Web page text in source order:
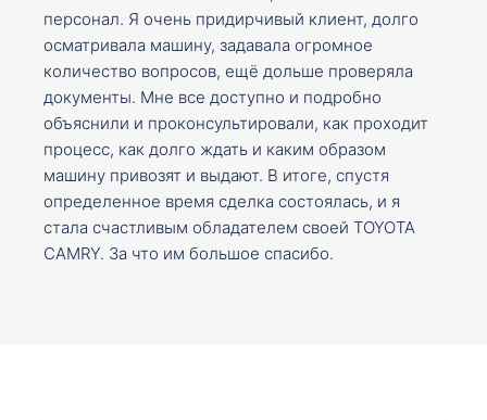
персонал. Я очень придирчивый клиент, долго
осматривала машину, задавала огромное
количество вопросов, ещё дольше проверяла
документы. Мне все доступно и подробно
объяснили и проконсультировали, как проходит
процесс, как долго ждать и каким образом
машину привозят и выдают. В итоге, спустя
определенное время сделка состоялась, и я
стала счастливым обладателем своей TOYOTA
CAMRY. За что им большое спасибо.